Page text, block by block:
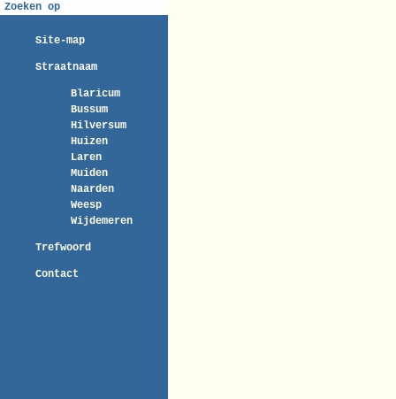
Zoeken op
Site-map
Straatnaam
Blaricum
Bussum
Hilversum
Huizen
Laren
Muiden
Naarden
Weesp
Wijdemeren
Trefwoord
Contact